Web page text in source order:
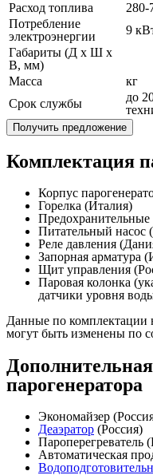
Расход топлива
280-
Потребление
электроэнергии
9
Габариты (Д x Ш x
В, мм)
Масса
кг
Срок службы
до
Получить предложение
Комплектация
Корпус
Горелка (Италия)
Питательный насос
Реле давления
Запорная арматура
Щит управления
Паровая колонка
датчики уровня
Данные по комплектации
могут быть изменены по
парогенератора
Экономайзер
Деаэратор (Россия)
Пароперегреватель
Автоматическая